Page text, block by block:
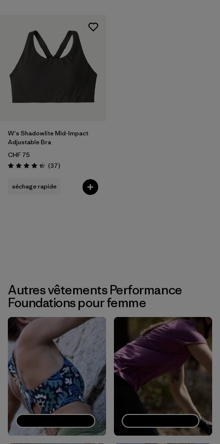
W's Shadowlite Mid-Impact
Adjustable Bra
CHF 75
Évaluation: 4.4 / 5
(37Avis
)
séchage rapide
Autres vêtements Performance
Foundations pour femme